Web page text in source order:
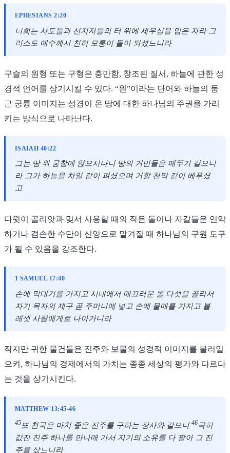
EPHESIANS 2:20
너희는 사도들과 선지자들의 터 위에 세우심을 입은 자라 그
리스도 예수께서 친히 모퉁이 돌이 되셨느니라
구슬의 원형 또는 구형은 충만함, 창조된 질서, 하늘에 관한 성
경적 언어를 상기시킬 수 있다. “원”이라는 단어와 하늘의 둥
근 궁륭 이미지는 성경이 온 땅에 대한 하나님의 주권을 가리
키는 방식으로 나타난다.
ISAIAH 40:22
그는 땅 위 궁창에 앉으시나니 땅의 거민들은 메뚜기 같으니
라 그가 하늘을 차일 같이 펴셨으며 거할 천막 같이 베푸셨
고
다윗이 골리앗과 맞서 사용할 때의 작은 돌이나 자갈들은 연약
하거나 겸손한 수단이 신앙으로 맡겨질 때 하나님의 구원 도구
가 될 수 있음을 강조한다.
1 SAMUEL 17:40
손에 막대기를 가지고 시내에서 매끄러운 돌 다섯을 골라서
자기 목자의 제구 곧 주머니에 넣고 손에 물매를 가지고 블
레셋 사람에게로 나아가니라
작지만 귀한 물건들은 진주와 보물의 성경적 이미지를 불러일
으켜, 하나님의 경제에서의 가치는 종종 세상의 평가와 다르다
는 것을 상기시킨다.
MATTHEW 13:45-46
45또 천국은 마치 좋은 진주를 구하는 장사와 같으니 46극히
값진 진주 하나를 만나매 가서 자기의 소유를 다 팔아 그 진
주를 샀느니라